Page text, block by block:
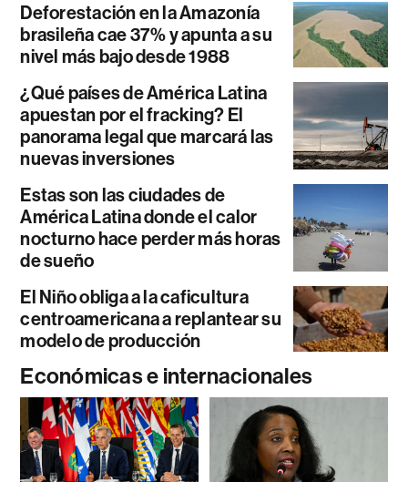
Deforestación en la Amazonía
brasileña cae 37% y apunta a su
nivel más bajo desde 1988
¿Qué países de América Latina
apuestan por el fracking? El
panorama legal que marcará las
nuevas inversiones
Estas son las ciudades de
América Latina donde el calor
nocturno hace perder más horas
de sueño
El Niño obliga a la caficultura
centroamericana a replantear su
modelo de producción
Económicas e internacionales